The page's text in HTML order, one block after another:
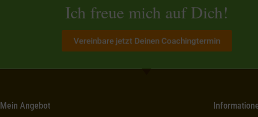
Ich freue mich auf Dich!
Vereinbare jetzt Deinen Coachingtermin
Mein Angebot